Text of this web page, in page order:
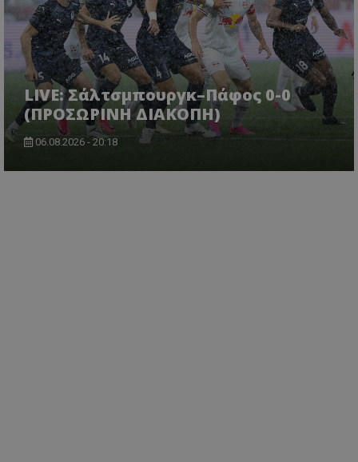
LIVE: Σάλτσμπουργκ–Πάφος 0-0
(ΠΡΟΣΩΡΙΝΗ ΔΙΑΚΟΠΗ)
06.08.2026 - 20:18